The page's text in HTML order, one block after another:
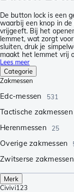
De button lock is een
waarbij een knop in
vrijgeeft. Bij het
lemmet, wat zorgt
sluiten, druk je
maakt het lemmet vrij
Lees meer
Categorie
Zakmessen
Edc-messen 531
Tactische zakmessen
Herenmessen 25
Overige zakmessen
Zwitserse zakmessen
Merk
Civivi123